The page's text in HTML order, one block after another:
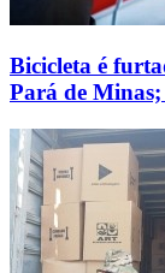
Bicicleta é
Pará de Minas;